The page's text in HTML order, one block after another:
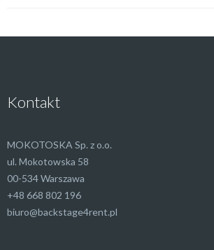
Kontakt
MOKOTOSKA Sp. z o.o.
ul. Mokotowska 58
00-534 Warszawa
+48 668 802 196
biuro@backstage4rent.pl